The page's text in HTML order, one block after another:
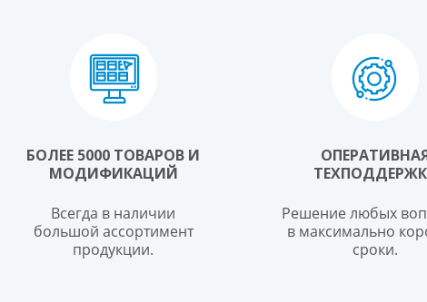
БОЛЕЕ 5000 ТОВАРОВ И
МОДИФИКАЦИЙ
Всегда в наличии
большой ассортимент
продукции.
Решение любых
в максимально
сроки.